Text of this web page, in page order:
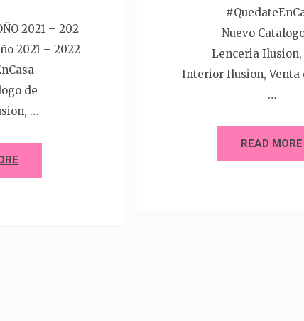
2021 – 202
2021 – 2022
de
…
Nuevo
Lenceria Ilusion,
Interior Ilusion, Venta
…
READ MORE